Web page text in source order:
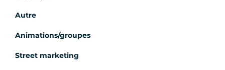
Autre
Animations/groupes
Street marketing